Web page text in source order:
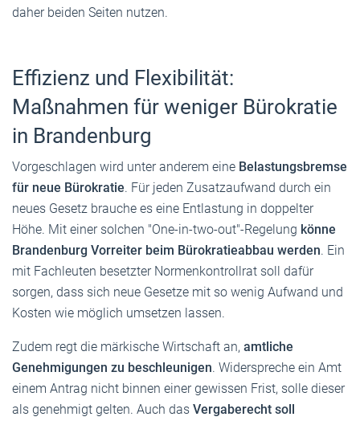
daher beiden Seiten nutzen.
Effizienz und Flexibilität:
Maßnahmen für weniger Bürokratie
in Brandenburg
Vorgeschlagen wird unter anderem eine Belastungsbremse
für neue Bürokratie. Für jeden Zusatzaufwand durch ein
neues Gesetz brauche es eine Entlastung in doppelter
Höhe. Mit einer solchen "One-in-two-out"-Regelung könne
Brandenburg Vorreiter beim Bürokratieabbau werden. Ein
mit Fachleuten besetzter Normenkontrollrat soll dafür
sorgen, dass sich neue Gesetze mit so wenig Aufwand und
Kosten wie möglich umsetzen lassen.
Zudem regt die märkische Wirtschaft an, amtliche
Genehmigungen zu beschleunigen. Widerspreche ein Amt
einem Antrag nicht binnen einer gewissen Frist, solle dieser
als genehmigt gelten. Auch das Vergaberecht soll